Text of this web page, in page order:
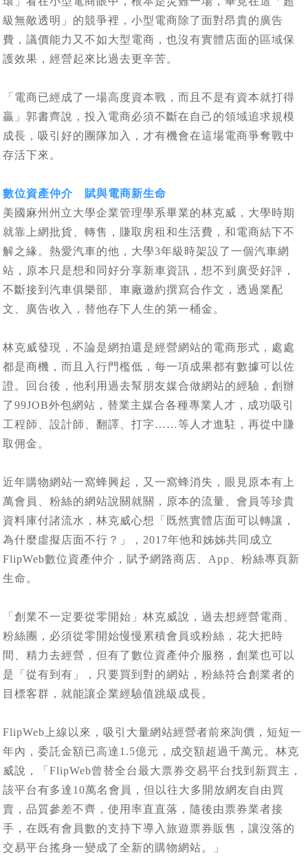
級無敵透明」的競爭裡，小型電商除了面對昂貴的廣告
費，議價能力又不如大型電商，也沒有實體店面的區域保
護效果，經營起來比過去更辛苦。
「電商已經成了一場高度資本戰，而且不是有資本就打得
贏」郭書齊說，投入電商必須不斷在自己的領域追求規模
成長，吸引好的團隊加入，才有機會在這場電商爭奪戰中
存活下來。
數位資產仲介 賦與電商新生命
美國麻州州立大學企業管理學系畢業的林克威，大學時期
就靠上網批貨、轉售，賺取房租和生活費，和電商結下不
解之緣。熱愛汽車的他，大學3年級時架設了一個汽車網
站，原本只是想和同好分享新車資訊，想不到廣受好評，
不斷接到汽車俱樂部、車廠邀約撰寫合作文，透過業配
文、廣告收入，替他存下人生的第一桶金。
林克威發現，不論是網拍還是經營網站的電商形式，處處
都是商機，而且入行門檻低，每一項成果都有數據可以佐
證。回台後，他利用過去幫朋友媒合做網站的經驗，創辦
了99JOB外包網站，替業主媒合各種專業人才，成功吸引
工程師、設計師、翻譯、打字……等人才進駐，再從中賺
取佣金。
近年購物網站一窩蜂興起，又一窩蜂消失，眼見原本有上
萬會員、粉絲的網站說關就關，原本的流量、會員等珍貴
資料庫付諸流水，林克威心想「既然實體店面可以轉讓，
為什麼虛擬店面不行？」，2017年他和姊姊共同成立
FlipWeb數位資產仲介，賦予網路商店、App、粉絲專頁新
生命。
「創業不一定要從零開始」林克威說，過去想經營電商、
粉絲團，必須從零開始慢慢累積會員或粉絲，花大把時
間、精力去經營，但有了數位資產仲介服務，創業也可以
是「從有到有」，只要買到對的網站，粉絲符合創業者的
目標客群，就能讓企業經驗值跳級成長。
FlipWeb上線以來，吸引大量網站經營者前來詢價，短短一
年內，委託金額已高達1.5億元，成交額超過千萬元。林克
威說，「FlipWeb曾替全台最大票券交易平台找到新買主，
該平台有多達10萬名會員，但以往大多開放網友自由買
賣，品質參差不齊，使用率直直落，隨後由票券業者接
手，在既有會員數的支持下導入旅遊票券販售，讓沒落的
交易平台搖身一變成了全新的購物網站。」